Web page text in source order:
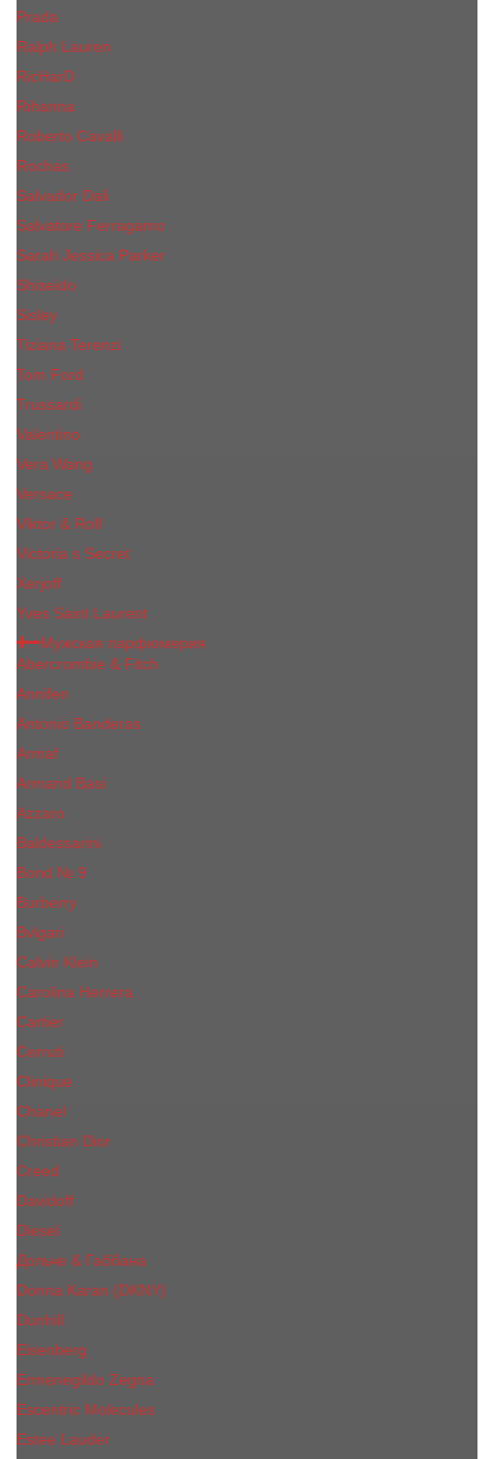
Prada
Ralph Lauren
RicHarD
Rihanna
Roberto Cavalli
Rochas
Salvador Dali
Salvatore Ferragamo
Sarah Jessica Parker
Shiseido
Sisley
Tiziana Terenzi
Tom Ford
Trussardi
Valentino
Vera Wang
Versace
Viktor & Rolf
Victoria s Secret
Xerjoff
Yves Saint Laurent
Мужская парфюмерия
Abercrombie & Fitch
Annifen
Antonio Banderas
Armaf
Armand Basi
Azzaro
Baldessarini
Bond № 9
Burberry
Bvlgari
Calvin Klein
Carolina Herrera
Cartier
Cerruti
Сliniquе
Chanel
Christian Dior
Creed
Davidoff
Diesel
Дольче & Габбана
Donna Karan (DKNY)
Dunhill
Eisenberg
Ermenegildo Zegna
Escentric Molecules
Еsteе Lаudеr